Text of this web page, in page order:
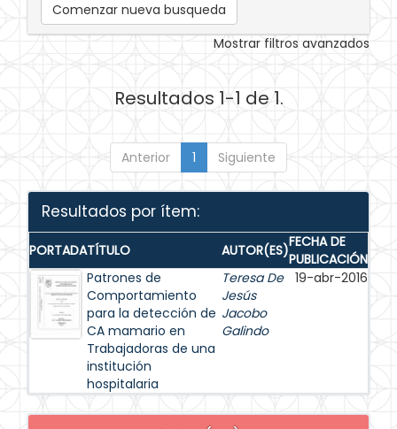
Comenzar nueva busqueda
Mostrar filtros avanzados
Resultados 1-1 de 1.
Anterior 1 Siguiente
Resultados por ítem:
PORTADATÍTULO AUTOR(ES)FECHA DE
PUBLICACIÓN
Patrones de
Comportamiento
para la detección de
CA mamario en
Trabajadoras de una
institución
hospitalaria
Teresa De
Jesús
Jacobo
Galindo
19-abr-2016